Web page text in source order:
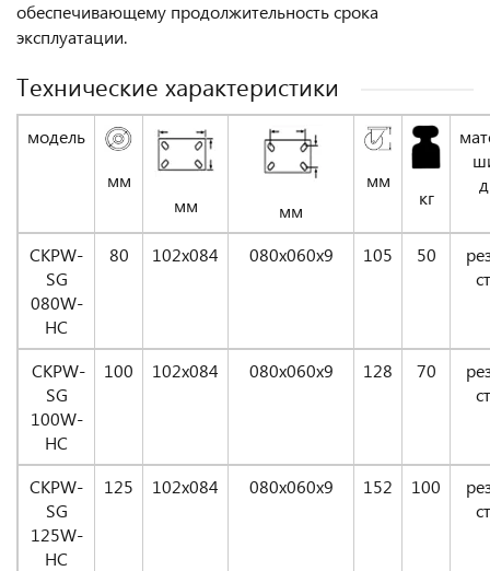
обеспечивающему продолжительность срока
эксплуатации.
Технические характеристики
модель
мм
мм
мм
мм
кг
CKPW-
SG
080W-
НС
80 102х084 080x060x9 105 50
CKPW-
SG
100W-
НС
100 102х084 080x060x9 128 70
CKPW-
SG
125W-
НС
125 102х084 080x060x9 152 100